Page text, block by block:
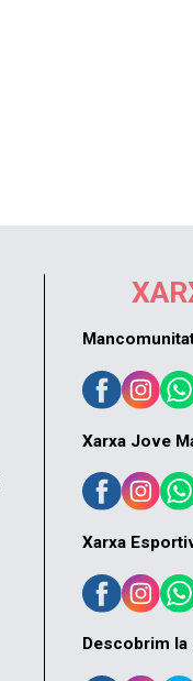
Xarxa Jove
Xarxa
Descobrim la